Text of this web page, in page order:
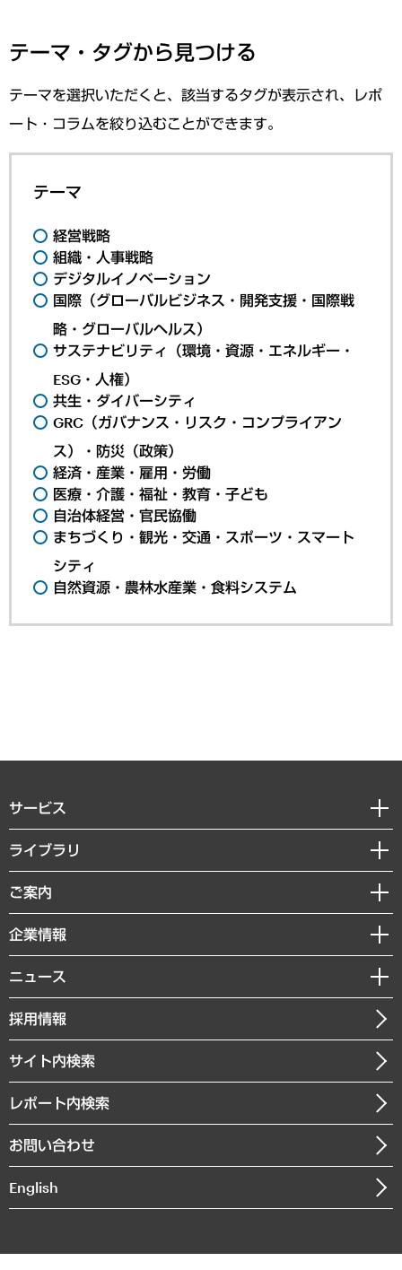
テーマ・タグから見つける
テーマを選択いただくと、該当するタグが表示され、レポ
ート・コラムを絞り込むことができます。
テーマ
経営戦略
組織・人事戦略
デジタルイノベーション
国際（グローバルビジネス・開発支援・国際戦
略・グローバルヘルス）
サステナビリティ（環境・資源・エネルギー・
ESG・人権）
共生・ダイバーシティ
GRC（ガバナンス・リスク・コンプライアン
ス）・防災（政策）
経済・産業・雇用・労働
医療・介護・福祉・教育・子ども
自治体経営・官民協働
まちづくり・観光・交通・スポーツ・スマート
シティ
自然資源・農林水産業・食料システム
サービス
経営戦略
組織・人事戦略
デジタルイノベーション
共生・ダイバーシティ
GRC（ガバナンス・リスク・コンプライアンス）・防災（政策）
経済・産業・雇用・労働
まちづくり・観光・交通・スポーツ・スマートシティ
自然資源・農林水産業・食料システム
ライブラリ
経済調査
レポート
コラム
経営用語集
受託・受注実績（官公庁関連）
メディア掲載・出演
ご案内
セミナー・イベント情報
MUFGビジネスセミナー
受託案件情報
企業情報
私たちの想い
社長メッセージ
会社概要
沿革
組織図・本部部室紹介
インドネシア現地法人
個人情報保護方針
ニュース
ニュースリリース
お知らせ
採用情報
サイト内検索
レポート内検索
お問い合わせ
English